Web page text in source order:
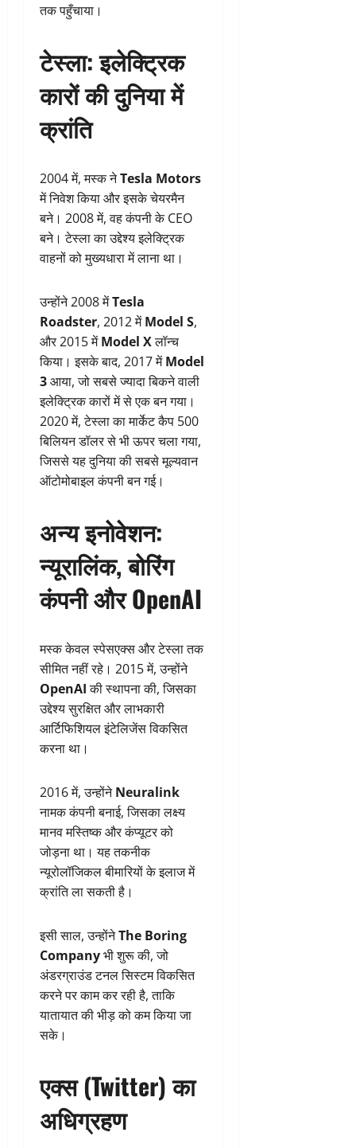
तक पहुँचाया।
टेस्ला: इलेक्ट्रिक
कारों की दुनिया में
क्रांति
2004 में, मस्क नेTesla Motors
में निवेश किया और इसके चेयरमैन
बने। 2008 में, वह कंपनी के CEO
बने। टेस्ला का उद्देश्य इलेक्ट्रिक
वाहनों को मुख्यधारा में लाना था।
उन्होंने 2008 मेंTesla
Roadster, 2012 मेंModel S,
और 2015 मेंModel Xलॉन्च
किया। इसके बाद, 2017 मेंModel
3आया, जो सबसे ज्यादा बिकने वाली
इलेक्ट्रिक कारों में से एक बन गया।
2020 में, टेस्ला का मार्केट कैप 500
बिलियन डॉलर से भी ऊपर चला गया,
जिससे यह दुनिया की सबसे मूल्यवान
ऑटोमोबाइल कंपनी बन गई।
अन्य इनोवेशन:
न्यूरालिंक, बोरिंग
कंपनी और OpenAI
मस्क केवल स्पेसएक्स और टेस्ला तक
सीमित नहीं रहे। 2015 में, उन्होंने
OpenAIकी स्थापना की, जिसका
उद्देश्य सुरक्षित और लाभकारी
आर्टिफिशियल इंटेलिजेंस विकसित
करना था।
2016 में, उन्होंनेNeuralink
नामक कंपनी बनाई, जिसका लक्ष्य
मानव मस्तिष्क और कंप्यूटर को
जोड़ना था। यह तकनीक
न्यूरोलॉजिकल बीमारियों के इलाज में
क्रांति ला सकती है।
इसी साल, उन्होंनेThe Boring
Companyभी शुरू की, जो
अंडरग्राउंड टनल सिस्टम विकसित
करने पर काम कर रही है, ताकि
यातायात की भीड़ को कम किया जा
सके।
एक्स (Twitter) का
अधिग्रहण